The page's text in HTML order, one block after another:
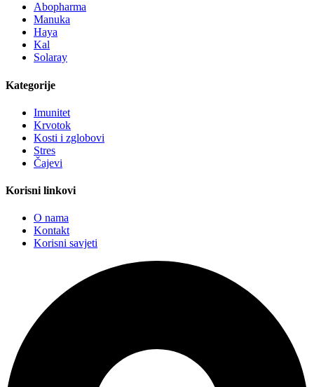
Abopharma
Manuka
Haya
Kal
Solaray
Kategorije
Imunitet
Krvotok
Kosti i zglobovi
Stres
Čajevi
Korisni linkovi
O nama
Kontakt
Korisni savjeti